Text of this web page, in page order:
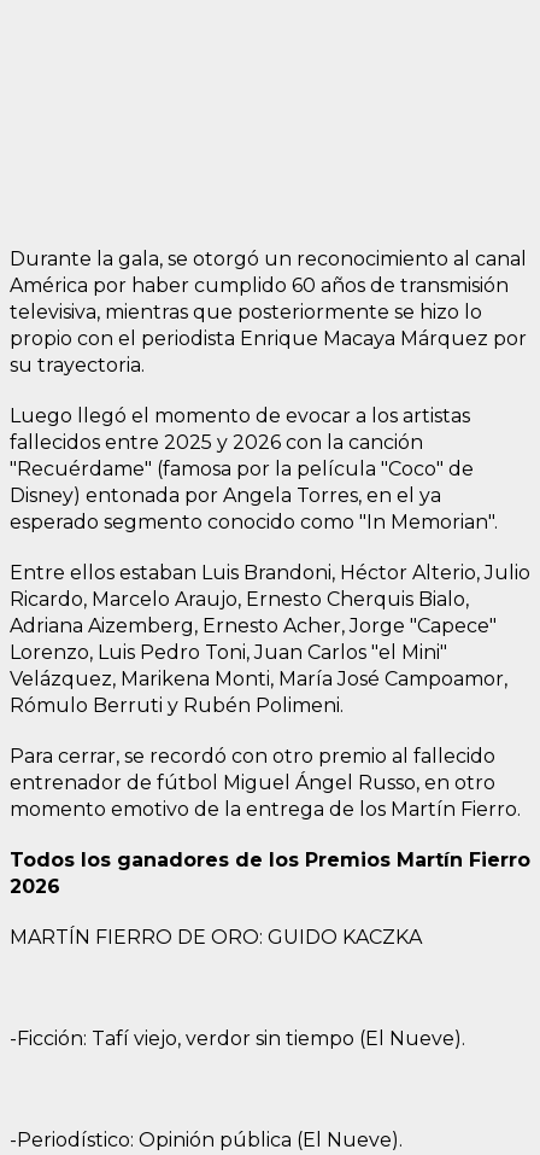
Durante la gala, se otorgó un reconocimiento al canal
América por haber cumplido 60 años de transmisión
televisiva, mientras que posteriormente se hizo lo
propio con el periodista Enrique Macaya Márquez por
su trayectoria.
Luego llegó el momento de evocar a los artistas
fallecidos entre 2025 y 2026 con la canción
"Recuérdame" (famosa por la película "Coco" de
Disney) entonada por Angela Torres, en el ya
esperado segmento conocido como "In Memorian".
Entre ellos estaban Luis Brandoni, Héctor Alterio, Julio
Ricardo, Marcelo Araujo, Ernesto Cherquis Bialo,
Adriana Aizemberg, Ernesto Acher, Jorge "Capece"
Lorenzo, Luis Pedro Toni, Juan Carlos "el Mini"
Velázquez, Marikena Monti, María José Campoamor,
Rómulo Berruti y Rubén Polimeni.
Para cerrar, se recordó con otro premio al fallecido
entrenador de fútbol Miguel Ángel Russo, en otro
momento emotivo de la entrega de los Martín Fierro.
Todos los ganadores de los Premios Martín Fierro
2026
MARTÍN FIERRO DE ORO: GUIDO KACZKA
-Ficción: Tafí viejo, verdor sin tiempo (El Nueve).
-Periodístico: Opinión pública (El Nueve).